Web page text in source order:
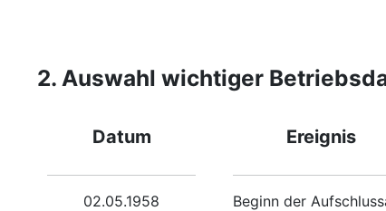
2. Auswahl wichtiger
Datum Ereignis
02.05.1958 Beginn der